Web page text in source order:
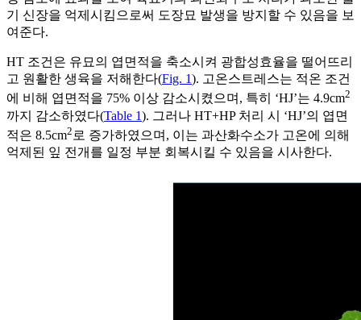
기 신장을 억제시킴으로써 도장묘 발생을 방지할 수 있음을 보
여준다.
HT 조건은 유묘의 엽면적을 축소시켜 광합성효율을 떨어뜨리
고 원활한 생육을 저해한다(Fig. 1). 고온스트레스는 적온 조건
에 비해 엽면적을 75% 이상 감소시켰으며, 특히 ‘HJ’는 4.9cm2
까지 감소하였다(Table 1). 그러나 HT+HP 처리 시 ‘HJ’의 엽면
적은 8.5cm2 로 증가하였으며, 이는 과산화수소가 고온에 의해
억제된 잎 전개를 일정 부분 회복시킬 수 있음을 시사한다.